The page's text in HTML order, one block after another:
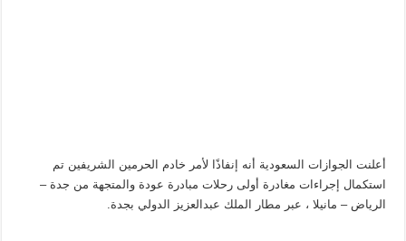
أعلنت الجوازات السعودية أنه إنفاذًا لأمر خادم الحرمين الشريفين تم
استكمال إجراءات مغادرة أولى رحلات مبادرة عودة والمتجهة من جدة –
الرياض – مانيلا ، عبر مطار الملك عبدالعزيز الدولي بجدة.